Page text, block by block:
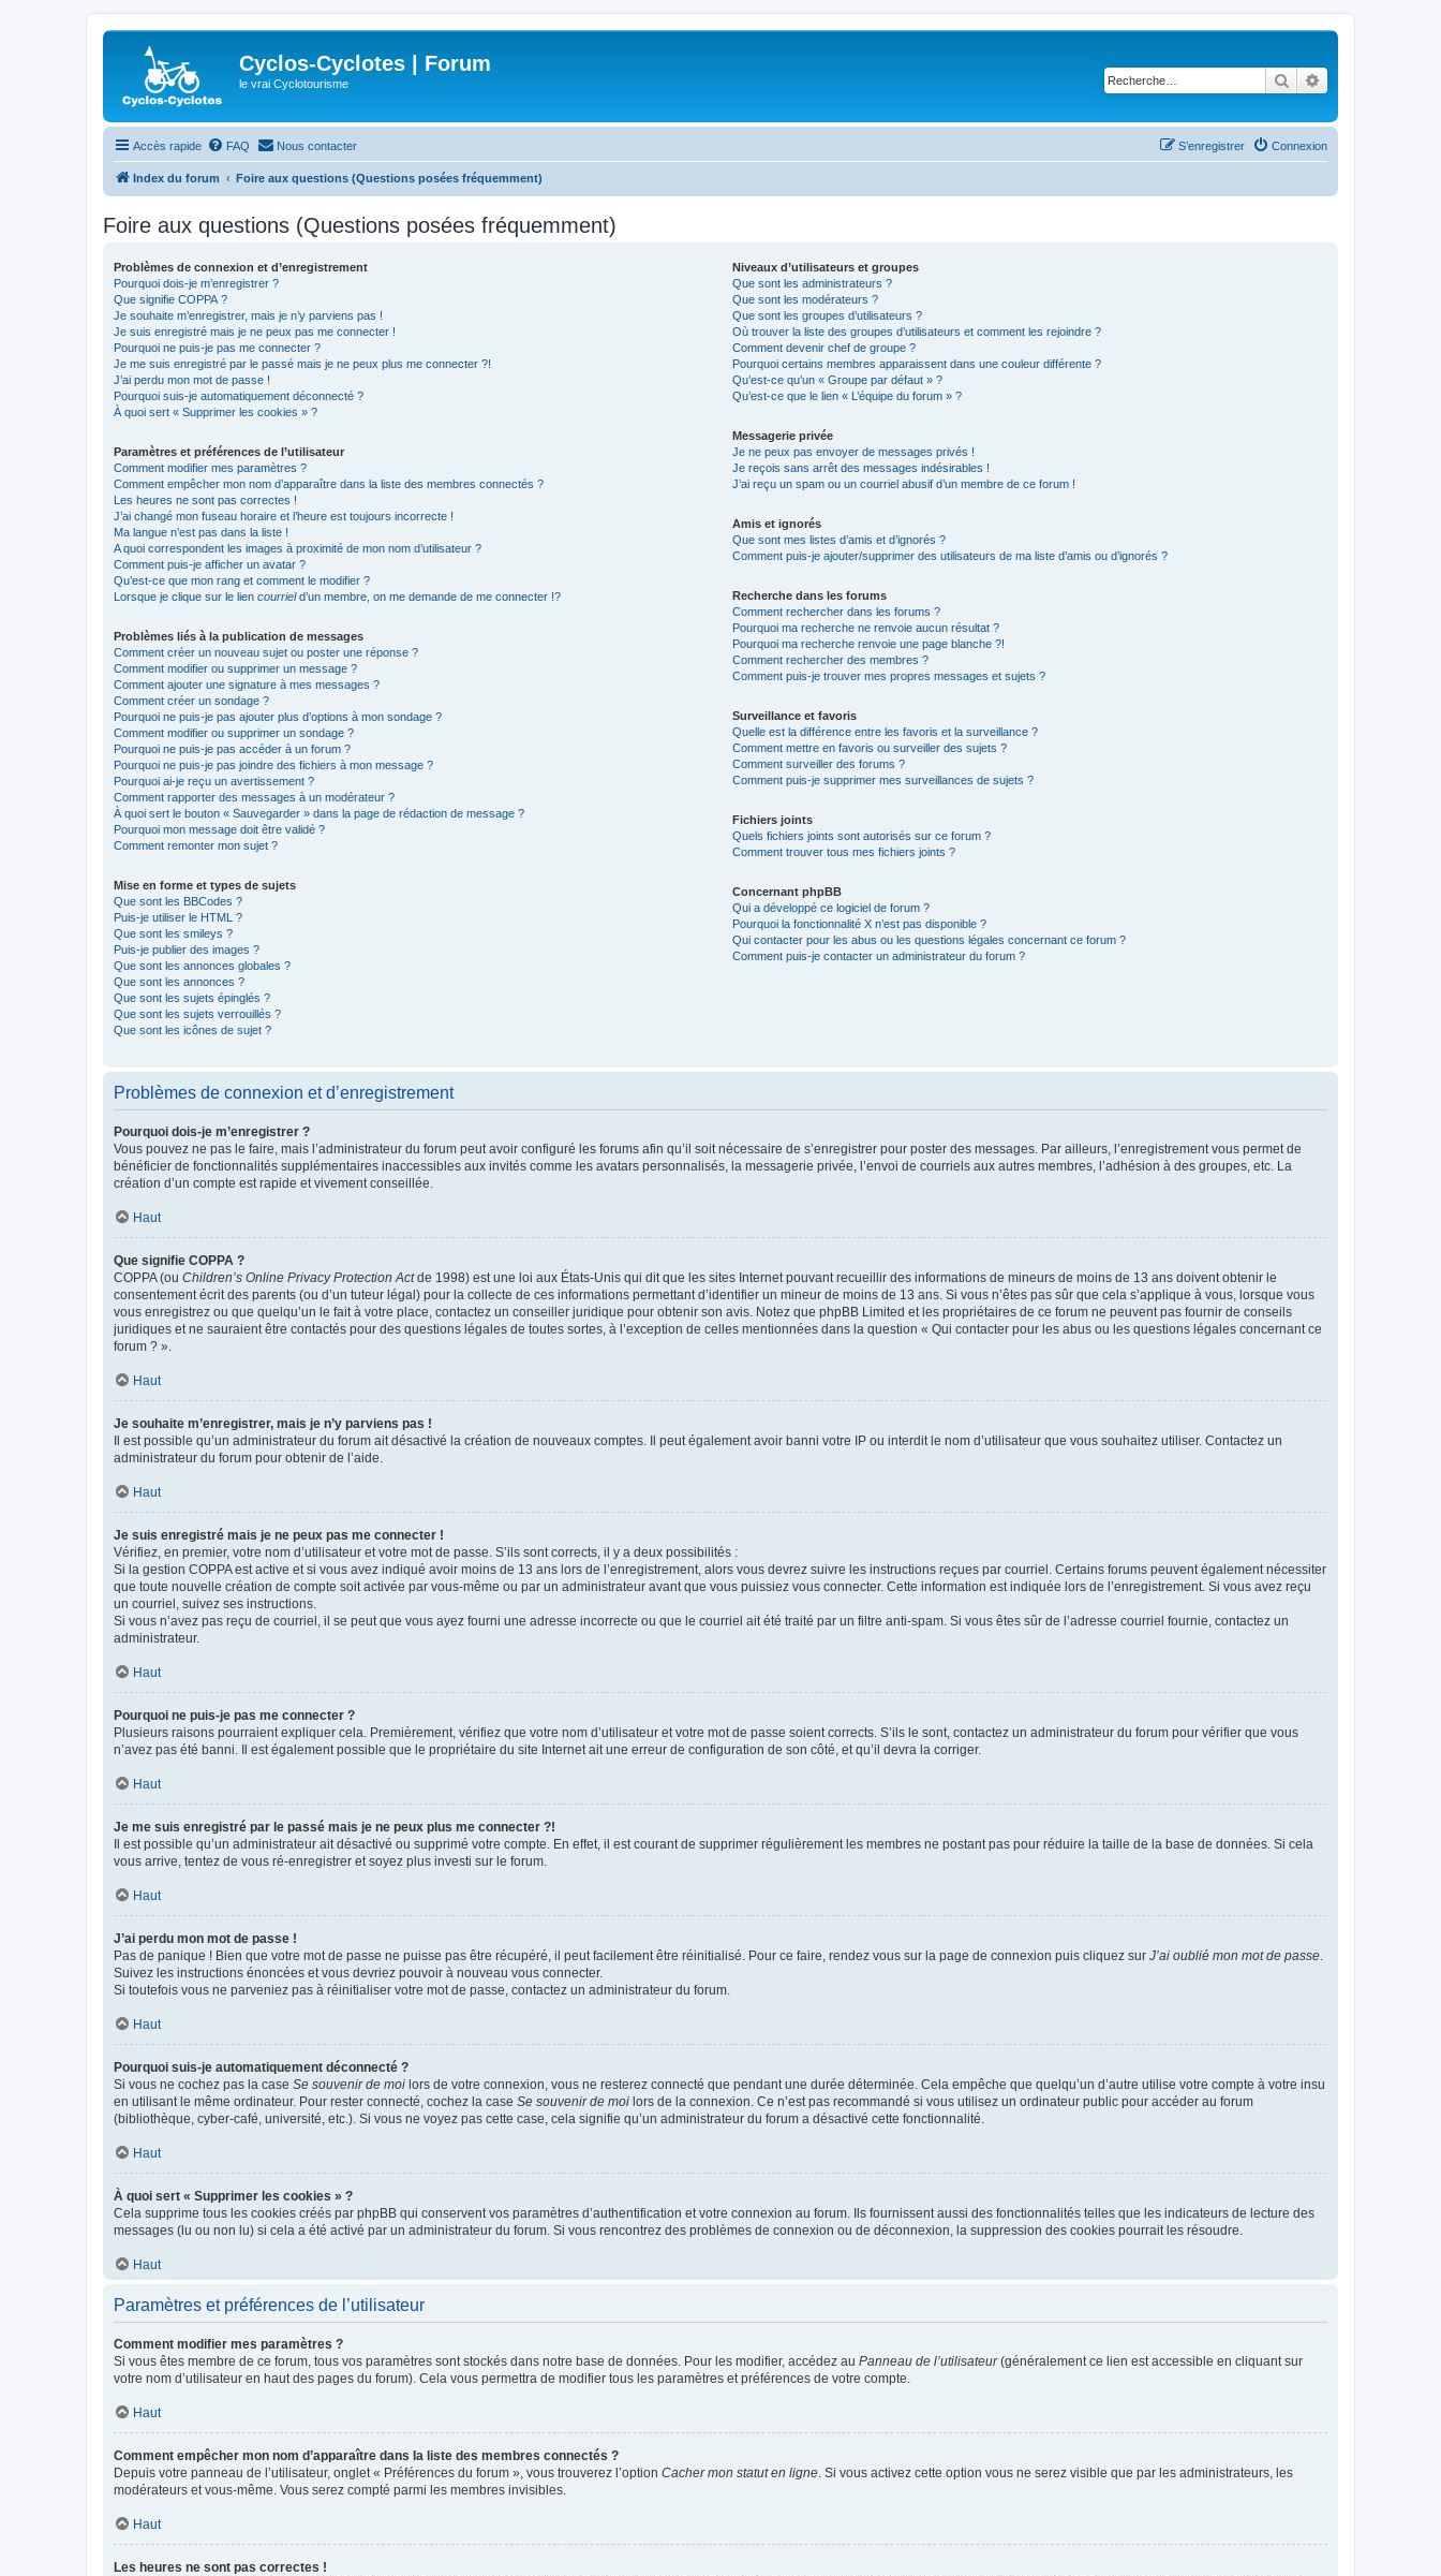
Cyclos-Cyclotes | Forum
le vrai Cyclotourisme Rechercher
Accès rapide FAQ Nous contacter Connexion
S’enregistrer
Index du forum Foire aux questions (Questions posées fréquemment)
Foire aux questions (Questions posées fréquemment)
Problèmes de connexion et d’enregistrement
Pourquoi dois-je m’enregistrer ?
Que signifie COPPA ?
Je souhaite m’enregistrer, mais je n’y parviens pas !
Je suis enregistré mais je ne peux pas me connecter !
Pourquoi ne puis-je pas me connecter ?
Je me suis enregistré par le passé mais je ne peux plus me connecter ?!
J’ai perdu mon mot de passe !
Pourquoi suis-je automatiquement déconnecté ?
À quoi sert « Supprimer les cookies » ?
Paramètres et préférences de l’utilisateur
Comment modifier mes paramètres ?
Comment empêcher mon nom d’apparaître dans la liste des membres connectés ?
Les heures ne sont pas correctes !
J’ai changé mon fuseau horaire et l’heure est toujours incorrecte !
Ma langue n’est pas dans la liste !
A quoi correspondent les images à proximité de mon nom d’utilisateur ?
Comment puis-je afficher un avatar ?
Qu’est-ce que mon rang et comment le modifier ?
Lorsque je clique sur le lien courrield’un membre, on me demande de me connecter !?
Problèmes liés à la publication de messages
Comment créer un nouveau sujet ou poster une réponse ?
Comment modifier ou supprimer un message ?
Comment ajouter une signature à mes messages ?
Comment créer un sondage ?
Pourquoi ne puis-je pas ajouter plus d’options à mon sondage ?
Comment modifier ou supprimer un sondage ?
Pourquoi ne puis-je pas accéder à un forum ?
Pourquoi ne puis-je pas joindre des fichiers à mon message ?
Pourquoi ai-je reçu un avertissement ?
Comment rapporter des messages à un modérateur ?
À quoi sert le bouton « Sauvegarder » dans la page de rédaction de message ?
Pourquoi mon message doit être validé ?
Comment remonter mon sujet ?
Mise en forme et types de sujets
Que sont les BBCodes ?
Puis-je utiliser le HTML ?
Que sont les smileys ?
Puis-je publier des images ?
Que sont les annonces globales ?
Que sont les annonces ?
Que sont les sujets épinglés ?
Que sont les sujets verrouillés ?
Que sont les icônes de sujet ?
Niveaux d’utilisateurs et groupes
Que sont les administrateurs ?
Que sont les modérateurs ?
Que sont les groupes d’utilisateurs ?
Où trouver la liste des groupes d’utilisateurs et comment les rejoindre ?
Comment devenir chef de groupe ?
Pourquoi certains membres apparaissent dans une couleur différente ?
Qu’est-ce qu’un « Groupe par défaut » ?
Qu’est-ce que le lien « L’équipe du forum » ?
Messagerie privée
Je ne peux pas envoyer de messages privés !
Je reçois sans arrêt des messages indésirables !
J’ai reçu un spam ou un courriel abusif d’un membre de ce forum !
Amis et ignorés
Que sont mes listes d’amis et d’ignorés ?
Comment puis-je ajouter/supprimer des utilisateurs de ma liste d’amis ou d’ignorés ?
Recherche dans les forums
Comment rechercher dans les forums ?
Pourquoi ma recherche ne renvoie aucun résultat ?
Pourquoi ma recherche renvoie une page blanche ?!
Comment rechercher des membres ?
Comment puis-je trouver mes propres messages et sujets ?
Surveillance et favoris
Quelle est la différence entre les favoris et la surveillance ?
Comment mettre en favoris ou surveiller des sujets ?
Comment surveiller des forums ?
Comment puis-je supprimer mes surveillances de sujets ?
Fichiers joints
Quels fichiers joints sont autorisés sur ce forum ?
Comment trouver tous mes fichiers joints ?
Concernant phpBB
Qui a développé ce logiciel de forum ?
Pourquoi la fonctionnalité X n’est pas disponible ?
Qui contacter pour les abus ou les questions légales concernant ce forum ?
Comment puis-je contacter un administrateur du forum ?
Problèmes de connexion et d’enregistrement
Pourquoi dois-je m’enregistrer ?
Vous pouvez ne pas le faire, mais l’administrateur du forum peut avoir configuré les forums afin qu’il soit nécessaire de s’enregistrer pour poster des messages. Par ailleurs, l’enregistrement vous permet de
bénéficier de fonctionnalités supplémentaires inaccessibles aux invités comme les avatars personnalisés, la messagerie privée, l’envoi de courriels aux autres membres, l’adhésion à des groupes, etc. La
création d’un compte est rapide et vivement conseillée.
Haut
Que signifie COPPA ?
COPPA (ou Children’s Online Privacy Protection Actde 1998) est une loi aux États-Unis qui dit que les sites Internet pouvant recueillir des informations de mineurs de moins de 13 ans doivent obtenir le
consentement écrit des parents (ou d’un tuteur légal) pour la collecte de ces informations permettant d’identifier un mineur de moins de 13 ans. Si vous n’êtes pas sûr que cela s’applique à vous, lorsque vous
vous enregistrez ou que quelqu’un le fait à votre place, contactez un conseiller juridique pour obtenir son avis. Notez que phpBB Limited et les propriétaires de ce forum ne peuvent pas fournir de conseils
juridiques et ne sauraient être contactés pour des questions légales de toutes sortes, à l’exception de celles mentionnées dans la question « Qui contacter pour les abus ou les questions légales concernant ce
forum ? ».
Haut
Je souhaite m’enregistrer, mais je n’y parviens pas !
Il est possible qu’un administrateur du forum ait désactivé la création de nouveaux comptes. Il peut également avoir banni votre IP ou interdit le nom d’utilisateur que vous souhaitez utiliser. Contactez un
administrateur du forum pour obtenir de l’aide.
Haut
Je suis enregistré mais je ne peux pas me connecter !
Vérifiez, en premier, votre nom d’utilisateur et votre mot de passe. S’ils sont corrects, il y a deux possibilités :
Si la gestion COPPA est active et si vous avez indiqué avoir moins de 13 ans lors de l’enregistrement, alors vous devrez suivre les instructions reçues par courriel. Certains forums peuvent également nécessiter
que toute nouvelle création de compte soit activée par vous-même ou par un administrateur avant que vous puissiez vous connecter. Cette information est indiquée lors de l’enregistrement. Si vous avez reçu
un courriel, suivez ses instructions.
Si vous n’avez pas reçu de courriel, il se peut que vous ayez fourni une adresse incorrecte ou que le courriel ait été traité par un filtre anti-spam. Si vous êtes sûr de l’adresse courriel fournie, contactez un
administrateur.
Haut
Pourquoi ne puis-je pas me connecter ?
Plusieurs raisons pourraient expliquer cela. Premièrement, vérifiez que votre nom d’utilisateur et votre mot de passe soient corrects. S’ils le sont, contactez un administrateur du forum pour vérifier que vous
n’avez pas été banni. Il est également possible que le propriétaire du site Internet ait une erreur de configuration de son côté, et qu’il devra la corriger.
Haut
Je me suis enregistré par le passé mais je ne peux plus me connecter ?!
Il est possible qu’un administrateur ait désactivé ou supprimé votre compte. En effet, il est courant de supprimer régulièrement les membres ne postant pas pour réduire la taille de la base de données. Si cela
vous arrive, tentez de vous ré-enregistrer et soyez plus investi sur le forum.
Haut
J’ai perdu mon mot de passe !
Pas de panique ! Bien que votre mot de passe ne puisse pas être récupéré, il peut facilement être réinitialisé. Pour ce faire, rendez vous sur la page de connexion puis cliquez sur J’ai oublié mon mot de passe.
Suivez les instructions énoncées et vous devriez pouvoir à nouveau vous connecter.
Si toutefois vous ne parveniez pas à réinitialiser votre mot de passe, contactez un administrateur du forum.
Haut
Pourquoi suis-je automatiquement déconnecté ?
Si vous ne cochez pas la case Se souvenir de moi lors de votre connexion, vous ne resterez connecté que pendant une durée déterminée. Cela empêche que quelqu’un d’autre utilise votre compte à votre insu
en utilisant le même ordinateur. Pour rester connecté, cochez la case Se souvenir de moi lors de la connexion. Ce n’est pas recommandé si vous utilisez un ordinateur public pour accéder au forum
(bibliothèque, cyber-café, université, etc.). Si vous ne voyez pas cette case, cela signifie qu’un administrateur du forum a désactivé cette fonctionnalité.
Haut
À quoi sert « Supprimer les cookies » ?
Cela supprime tous les cookies créés par phpBB qui conservent vos paramètres d’authentification et votre connexion au forum. Ils fournissent aussi des fonctionnalités telles que les indicateurs de lecture des
messages (lu ou non lu) si cela a été activé par un administrateur du forum. Si vous rencontrez des problèmes de connexion ou de déconnexion, la suppression des cookies pourrait les résoudre.
Haut
Paramètres et préférences de l’utilisateur
Comment modifier mes paramètres ?
Si vous êtes membre de ce forum, tous vos paramètres sont stockés dans notre base de données. Pour les modifier, accédez au Panneau de l’utilisateur(généralement ce lien est accessible en cliquant sur
votre nom d’utilisateur en haut des pages du forum). Cela vous permettra de modifier tous les paramètres et préférences de votre compte.
Haut
Comment empêcher mon nom d’apparaître dans la liste des membres connectés ?
Depuis votre panneau de l’utilisateur, onglet « Préférences du forum », vous trouverez l’option Cacher mon statut en ligne. Si vous activez cette option vous ne serez visible que par les administrateurs, les
modérateurs et vous-même. Vous serez compté parmi les membres invisibles.
Haut
Les heures ne sont pas correctes !